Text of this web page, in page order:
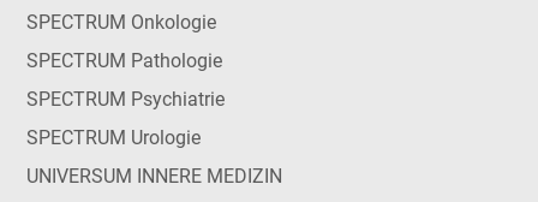
SPECTRUM Onkologie
SPECTRUM Pathologie
SPECTRUM Psychiatrie
SPECTRUM Urologie
UNIVERSUM INNERE MEDIZIN